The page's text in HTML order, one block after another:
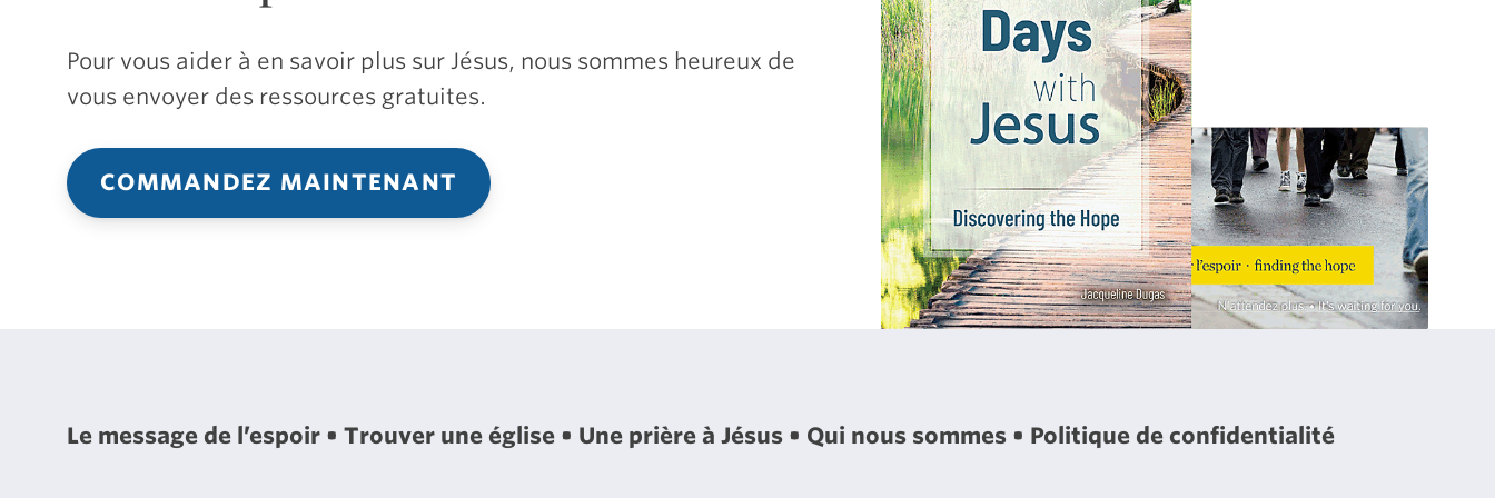
Pour vous aider à en savoir plus sur Jésus, nous sommes heureux de
vous envoyer des ressources gratuites.
COMMANDEZ MAINTENANT
Le message de l’espoir Trouver une église Une prière à Jésus Qui nous sommes Politique de confidentialité